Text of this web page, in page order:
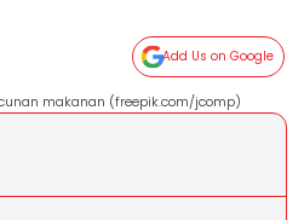
Add Us on Google
makanan (freepik.com/jcomp)